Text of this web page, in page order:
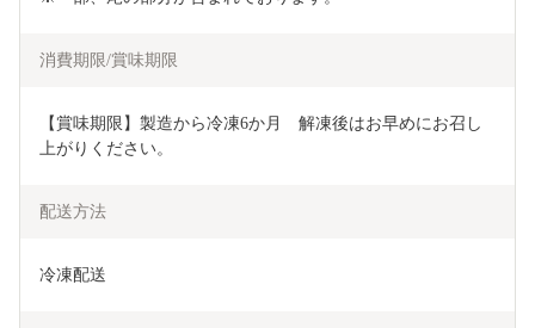
消費期限/賞味期限
【賞味期限】製造から冷凍6か月　解凍後はお早めにお召し
上がりください。
配送方法
冷凍配送